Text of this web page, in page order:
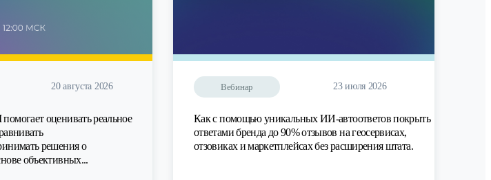
20 августа 2026
оценивать реальное
решения о
объективных...
Вебинар 23 июля 2026
Как с помощью уникальных ИИ-автоответов покрыть
ответами бренда до 90% отзывов на геосервисах,
отзовиках и маркетплейсах без расширения штата.